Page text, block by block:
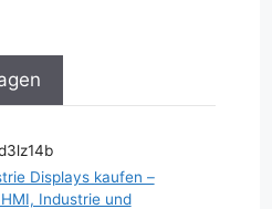
Displays kaufen –
Industrie und